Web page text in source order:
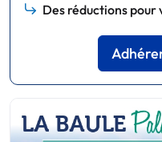
Des réductions pour